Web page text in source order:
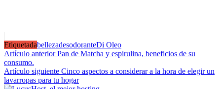
EtiquetadabellezadesodoranteDi Oleo
Navegación
de
entradas
Artículo anterior Pan de Matcha y espirulina, beneficios de su
consumo.
Artículo siguiente Cinco aspectos a considerar a la hora de elegir un
lavarropas para tu hogar